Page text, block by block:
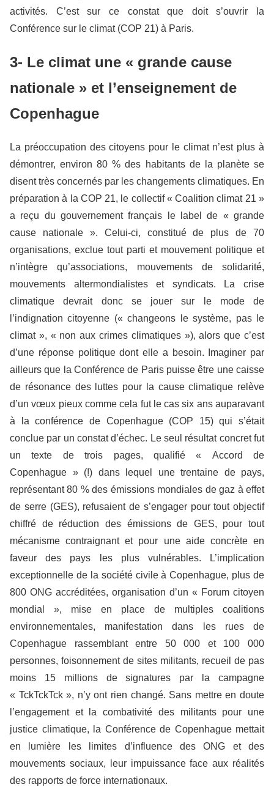
activités. C’est sur ce constat que doit s’ouvrir la
Conférence sur le climat (COP 21) à Paris.
3- Le climat une « grande cause
nationale » et l’enseignement de
Copenhague
La préoccupation des citoyens pour le climat n’est plus à
démontrer, environ 80 % des habitants de la planète se
disent très concernés par les changements climatiques. En
préparation à la COP 21, le collectif « Coalition climat 21 »
a reçu du gouvernement français le label de « grande
cause nationale ». Celui-ci, constitué de plus de 70
organisations, exclue tout parti et mouvement politique et
n’intègre qu’associations, mouvements de solidarité,
mouvements altermondialistes et syndicats. La crise
climatique devrait donc se jouer sur le mode de
l’indignation citoyenne (« changeons le système, pas le
climat », « non aux crimes climatiques »), alors que c’est
d’une réponse politique dont elle a besoin. Imaginer par
ailleurs que la Conférence de Paris puisse être une caisse
de résonance des luttes pour la cause climatique relève
d’un vœux pieux comme cela fut le cas six ans auparavant
à la conférence de Copenhague (COP 15) qui s’était
conclue par un constat d’échec. Le seul résultat concret fut
un texte de trois pages, qualifié « Accord de
Copenhague » (!) dans lequel une trentaine de pays,
représentant 80 % des émissions mondiales de gaz à effet
de serre (GES), refusaient de s’engager pour tout objectif
chiffré de réduction des émissions de GES, pour tout
mécanisme contraignant et pour une aide concrète en
faveur des pays les plus vulnérables. L’implication
exceptionnelle de la société civile à Copenhague, plus de
800 ONG accréditées, organisation d’un « Forum citoyen
mondial », mise en place de multiples coalitions
environnementales, manifestation dans les rues de
Copenhague rassemblant entre 50 000 et 100 000
personnes, foisonnement de sites militants, recueil de pas
moins 15 millions de signatures par la campagne
« TckTckTck », n’y ont rien changé. Sans mettre en doute
l’engagement et la combativité des militants pour une
justice climatique, la Conférence de Copenhague mettait
en lumière les limites d’influence des ONG et des
mouvements sociaux, leur impuissance face aux réalités
des rapports de force internationaux.